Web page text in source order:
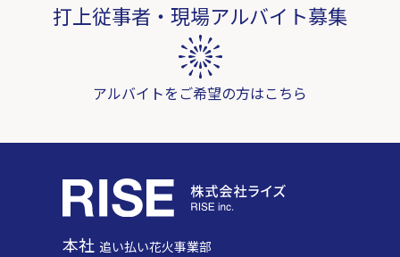
打上従事者・現場アルバイト募集
アルバイトをご希望の方はこちら
本社 追い払い花火事業部